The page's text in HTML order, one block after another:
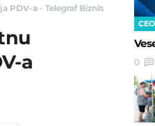
PDV-a - Telegraf Biznis
a
CEO
0